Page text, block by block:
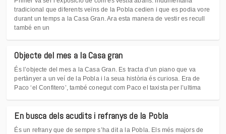
tradicional que diferents veïns de la Pobla cedien i que es podia vore
durant un temps a la Casa Gran. Ara esta manera de vestir es recull
també en un
Objecte del mes a la Casa gran
És l’objecte del mes a la Casa Gran. Es tracta d’un piano que va
pertànyer a un veí de la Pobla i la seua història és curiosa. Era de
Paco ‘el Confitero’, també conegut com Paco el taxista per l’ultima
En busca dels acudits i refranys de la Pobla
És un refrany que de sempre s’ha dit a la Pobla. Els més majors de